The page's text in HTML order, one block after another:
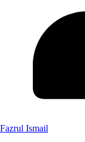
Fazrul Ismail